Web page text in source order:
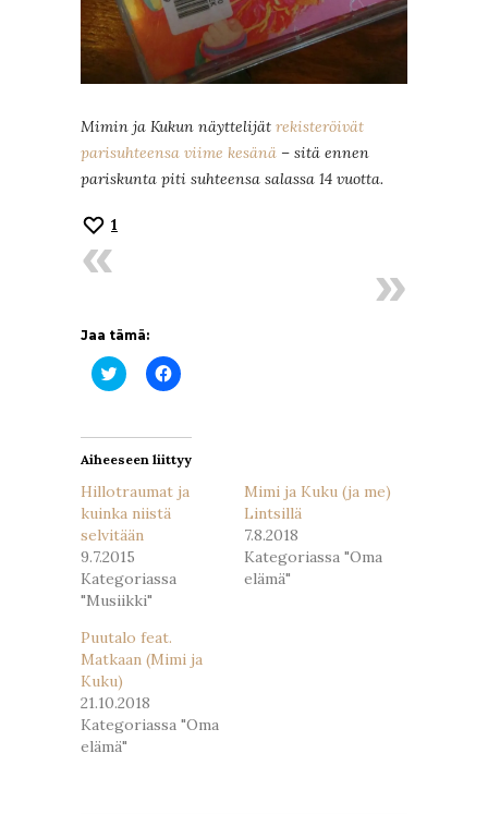
Mimin ja Kukun näyttelijät rekisteröivät
parisuhteensa viime kesänä – sitä ennen
pariskunta piti suhteensa salassa 14 vuotta.
1
Jaa tämä:
Jaa
Twitterissä(Avautuu
Jaa
Facebookissa(Avautuu
Aiheeseen liittyy
Hillotraumat ja
kuinka niistä
selvitään
9.7.2015
Kategoriassa
"Musiikki"
Mimi ja Kuku (ja me)
Lintsillä
7.8.2018
Kategoriassa "Oma
elämä"
Puutalo feat.
Matkaan (Mimi ja
Kuku)
21.10.2018
Kategoriassa "Oma
elämä"